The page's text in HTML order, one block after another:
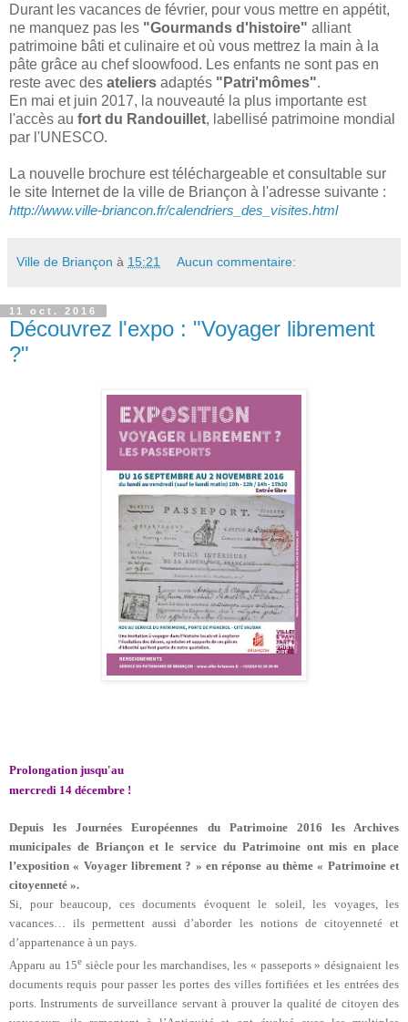
Durant les vacances de février, pour vous mettre en appétit,
ne manquez pas les "Gourmands d'histoire" alliant
patrimoine bâti et culinaire et où vous mettrez la main à la
pâte grâce au chef sloowfood. Les enfants ne sont pas en
reste avec des ateliers adaptés "Patri'mômes".
En mai et juin 2017, la nouveauté la plus importante est
l'accès au fort du Randouillet, labellisé patrimoine mondial
par l'UNESCO.
La nouvelle brochure est téléchargeable et consultable sur
le site Internet de la ville de Briançon à l'adresse suivante :
http://www.ville-briancon.fr/calendriers_des_visites.html
Ville de Briançon à 15:21 Aucun commentaire:
11 oct. 2016
Découvrez l'expo : "Voyager librement
?"
Prolongation jusqu'au
mercredi 14 décembre !
Depuis les Journées Européennes du Patrimoine 2016 les Archives
municipales de Briançon et le service du Patrimoine ont mis en place
l’exposition « Voyager librement ? » en réponse au thème « Patrimoine et
citoyenneté ».
Si, pour beaucoup, ces documents évoquent le soleil, les voyages, les
vacances… ils permettent aussi d’aborder les notions de citoyenneté et
d’appartenance à un pays.
Apparu au 15esiècle pour les marchandises, les « passeports » désignaient les
documents requis pour passer les portes des villes fortifiées et les entrées des
ports. Instruments de surveillance servant à prouver la qualité de citoyen des